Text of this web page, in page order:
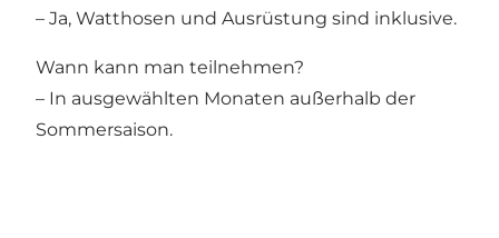
– Ja, Watthosen und Ausrüstung sind inklusive.
Wann kann man teilnehmen?
– In ausgewählten Monaten außerhalb der
Sommersaison.